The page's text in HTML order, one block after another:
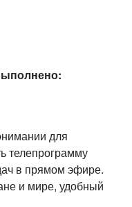
для
телепрограмму
в прямом эфире.
и мире, удобный